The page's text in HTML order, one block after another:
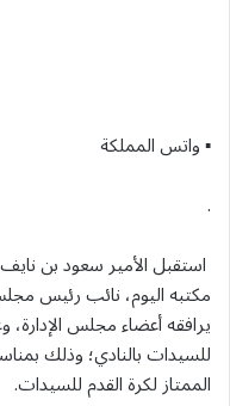
▪︎ واتس المملكة
.
استقبل الأمير سعود بن
مكتبه اليوم، نائب رئيس
يرافقه أعضاء مجلس الإدارة،
للسيدات بالنادي؛ وذلك
الممتاز لكرة القدم للسيدات.